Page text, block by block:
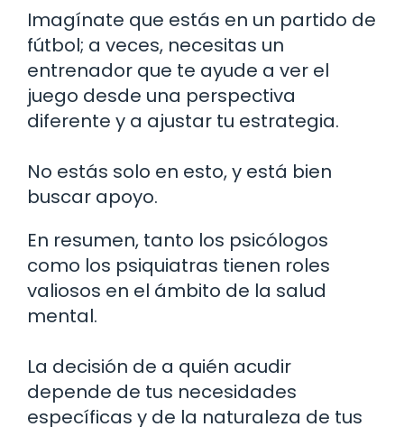
Imagínate que estás en un partido de
fútbol; a veces, necesitas un
entrenador que te ayude a ver el
juego desde una perspectiva
diferente y a ajustar tu estrategia.
No estás solo en esto, y está bien
buscar apoyo.
En resumen, tanto los psicólogos
como los psiquiatras tienen roles
valiosos en el ámbito de la salud
mental.
La decisión de a quién acudir
depende de tus necesidades
específicas y de la naturaleza de tus